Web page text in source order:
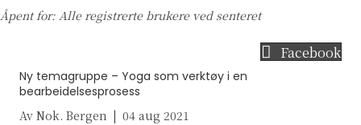
Åpent for: Alle registrerte brukere ved senteret
Facebook
Ny temagruppe – Yoga som verktøy i en
bearbeidelsesprosess
Av Nok. Bergen | 04 aug 2021